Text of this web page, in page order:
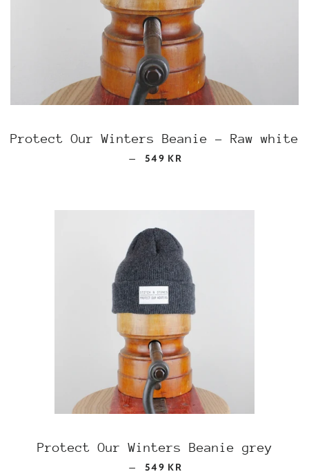
Protect Our Winters Beanie - Raw white
— REGULAR PRICE
549 KR
Protect Our Winters Beanie grey
— REGULAR PRICE
549 KR